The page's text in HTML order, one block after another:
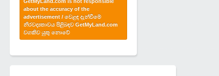
about the accuracy of the
advertisement / වෙළඳ දැන්වීමේ
නිරවද්‍යතාවය පිළිබඳව GetMyLand.com
වගකිව යුතු නොවේ